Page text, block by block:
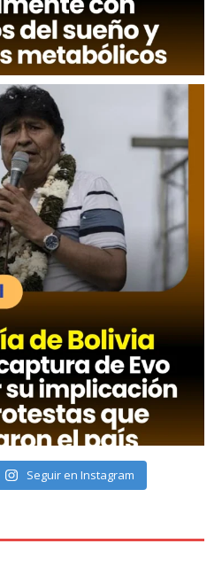
Seguir en Instagram